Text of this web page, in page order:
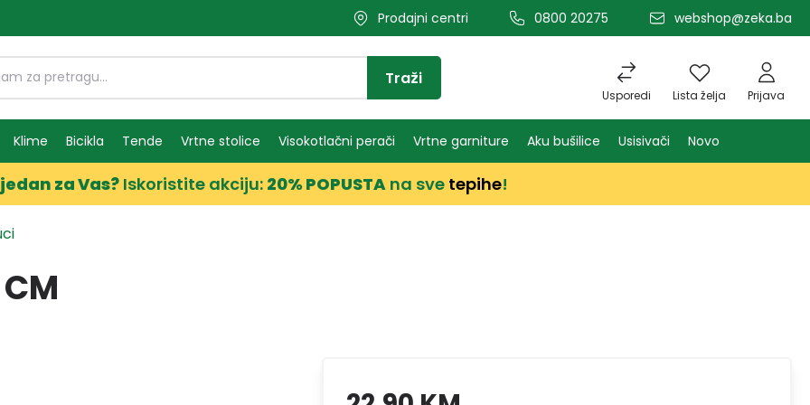
Prodajni centri 0800 20275 webshop@zeka.ba
Usporedi Lista želja Prijava
Traži
Klime Bicikla Tende Vrtne stolice Visokotlačni perači Vrtne garniture Aku bušilice Usisivači Novo
za Vas?Iskoristite akciju: 20% POPUSTA na sve tepihe!